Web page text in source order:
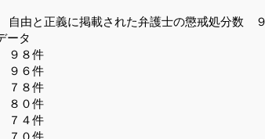
自由と正義に掲載された弁護士の懲戒処分数
ータ
９８件
９６件
７８件
８０件
７４件